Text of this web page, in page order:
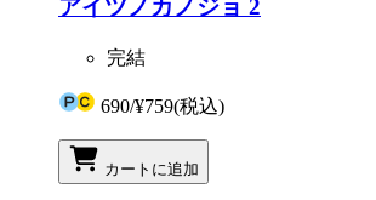
アイツノカノジョ 2
完結
690/¥759(税込)
カートに追加